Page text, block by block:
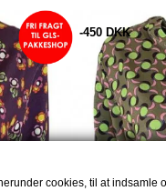
-450 DKK
cookies, til at indsamle